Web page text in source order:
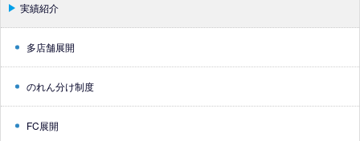
実績紹介
多店舗展開
のれん分け制度
FC展開